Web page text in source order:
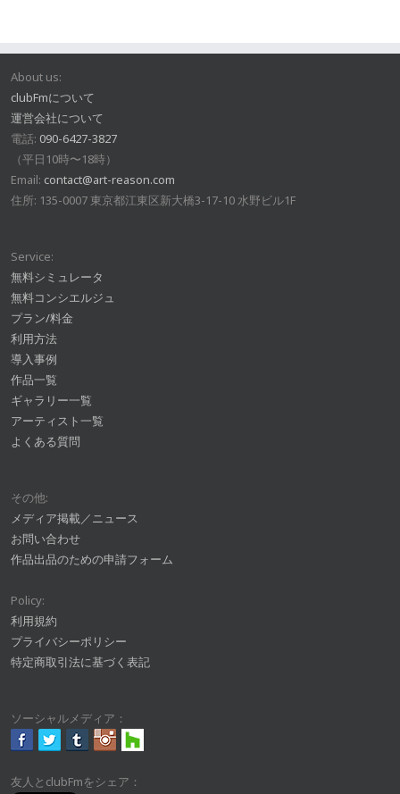
About us:
clubFmについて
運営会社について
電話: 090-6427-3827
（平日10時〜18時）
Email: contact@art-reason.com
住所: 135-0007 東京都江東区新大橋3-17-10 水野ビル1F
Service:
無料シミュレータ
無料コンシエルジュ
プラン/料金
利用方法
導入事例
作品一覧
ギャラリー一覧
アーティスト一覧
よくある質問
その他:
メディア掲載／ニュース
お問い合わせ
作品出品のための申請フォーム
Policy:
利用規約
プライバシーポリシー
特定商取引法に基づく表記
ソーシャルメディア：
友人とclubFmをシェア：